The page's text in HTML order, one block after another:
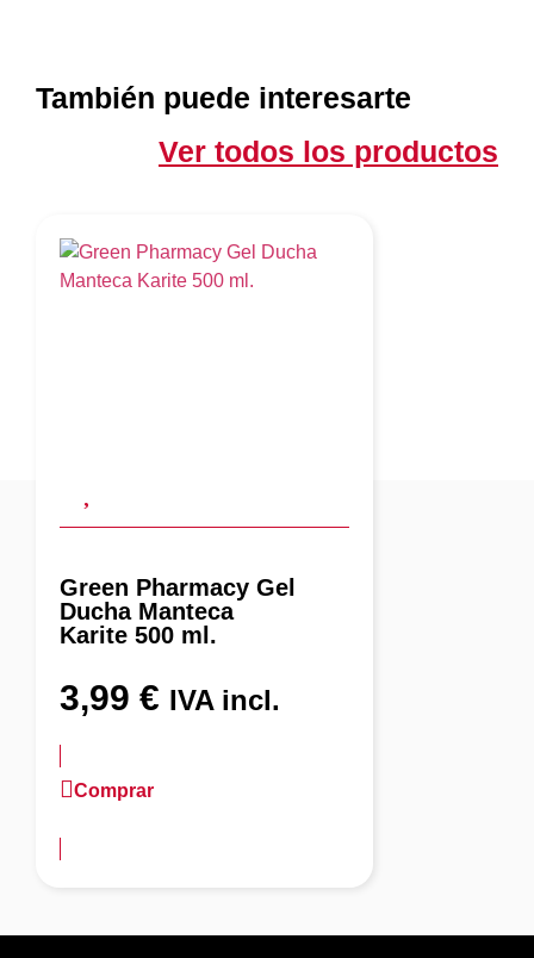
También puede interesarte
Ver todos los productos
Green Pharmacy Gel
Ducha Manteca
Karite 500 ml.
3,99 € IVA incl.
Comprar